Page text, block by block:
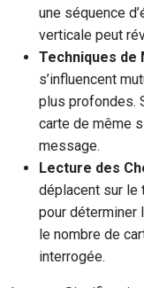
une séquence
verticale peut
Techniques de
s’influencent
plus profondes.
carte de même
message.
Lecture des
déplacent sur le
pour déterminer
le nombre de
interrogée.